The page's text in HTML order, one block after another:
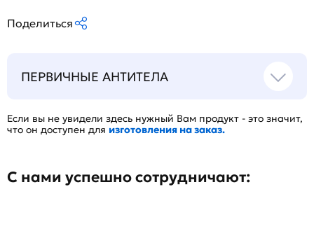
Поделиться
ПЕРВИЧНЫЕ АНТИТЕЛА
Если вы не увидели здесь нужный Вам продукт - это значит,
что он доступен для изготовления на заказ.
С нами успешно сотрудничают: